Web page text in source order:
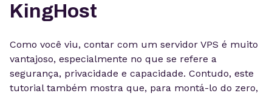
KingHost
Como você viu, contar com um servidor VPS é muito
vantajoso, especialmente no que se refere a
segurança, privacidade e capacidade. Contudo, este
tutorial também mostra que, para montá-lo do zero,